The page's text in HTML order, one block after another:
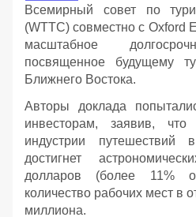
Всемирный совет по
(WTTC) совместно с Oxford
масштабное
посвященное будущему
Ближнего Востока.
Авторы доклада
инвесторам, заявив,
индустрии путешествий
достигнет
долларов (более
количество рабочих мест в
миллиона.